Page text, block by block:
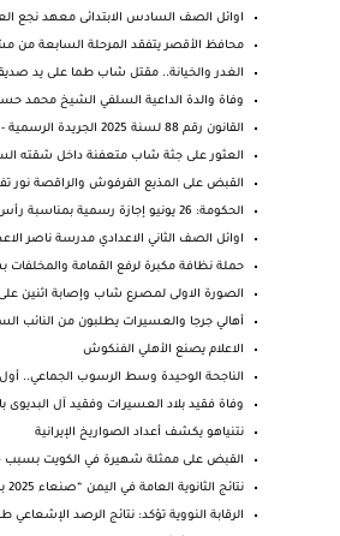
اوائل الصف السادس الابتدائى معهد نجع
محافظ الأقصر يتفقد المرحلة السابعة من
الغدر والخيانة.. مقتل شاب طما على يد
وفاة والدة الداعية السلفي الشيخ محمد
القانون رقم 88 لسنة 2025 الجريدة الرسمية - العدد 2...
العثور على جثة شاب متعفنة داخل شقته
القبض على المذيع الفرفوش والراقصة نور
الحكومة: 26 يونيو إجازة رسمية بمناسبة رأس السنة ال...
اوائل الصف الثاني الاعدادي مدرسة ناصر
حملة نظافة مكبرة لرفع القمامة والمخلفات
الصورة الاولى لمـصـرع شاب وإصابة اثنين
أهالي جرجا والعسيرات يطلبون من النائب
الاعلام يصنع الأهلي الفنكوش
الناجحة الوحيدة وسط الرسوب الجماعي..
وفاة فقيد بلاد العسيرات وفقيد آل البديوى
نتنياهو يكشف أعداد الصواريخ الإيرانية
القبض على ممثلة شهيرة في الكويت
نتائج الثانوية العامة في اليمن “صنعاء 2025 برقم ال...
الرقابة النووية تؤكد: نتائج الرصد الإشعاعي